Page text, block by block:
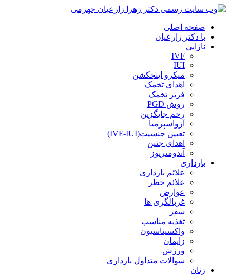
صفحه اصلی
با دکتر زارعیان
نازایی
IVF
IUI
میکرو اینجکشن
اهدای تخمک
فریز تخمک
روش PGD
رحم جایگزین
آزواسپرمیا
تعیین جنسیت(IVF-IUI)
اهدای جنین
آندومتریوز
بارداری
علائم بارداری
علائم خطر
عوارض
غربالگری ها
سفر
تغذیه مناسب
واکسیناسیون
زایمان
ورزش
سوالات متداول بارداری
زنان